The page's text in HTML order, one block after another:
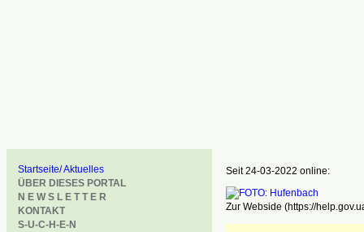
Startseite/ Aktuelles
ÜBER DIESES PORTAL
N E W S L E T T E R
KONTAKT
S-U-C-H-E-N
Seit 24-03-2022 online:
Zur Webside (https://